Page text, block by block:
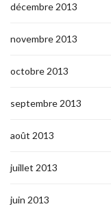
décembre 2013
novembre 2013
octobre 2013
septembre 2013
août 2013
juillet 2013
juin 2013